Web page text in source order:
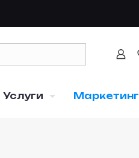
Услуги Маркетинг